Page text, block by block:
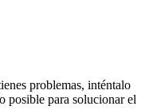
problemas, inténtalo
posible para solucionar el